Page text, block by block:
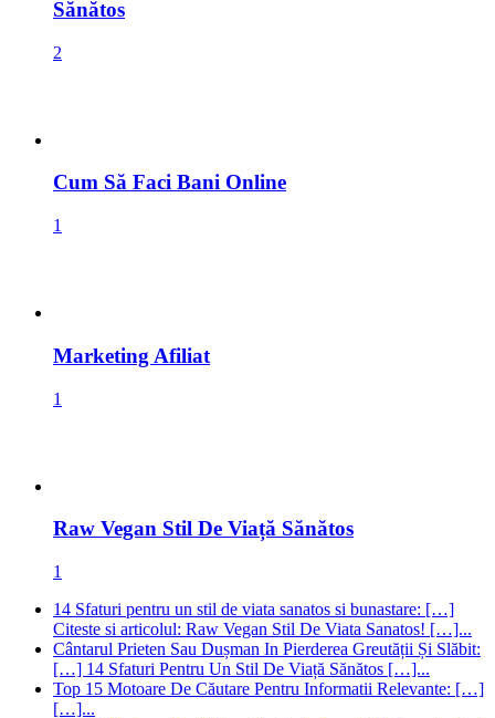
Sănătos
2
Cum Să Faci Bani Online
1
Marketing Afiliat
1
Raw Vegan Stil De Viață Sănătos
1
14 Sfaturi pentru un stil de viata sanatos si bunastare: […]
Citeste si articolul: Raw Vegan Stil De Viata Sanatos! […]...
Cântarul Prieten Sau Dușman In Pierderea Greutății Și Slăbit:
[…] 14 Sfaturi Pentru Un Stil De Viață Sănătos […]...
Top 15 Motoare De Căutare Pentru Informatii Relevante: […]
[…]...